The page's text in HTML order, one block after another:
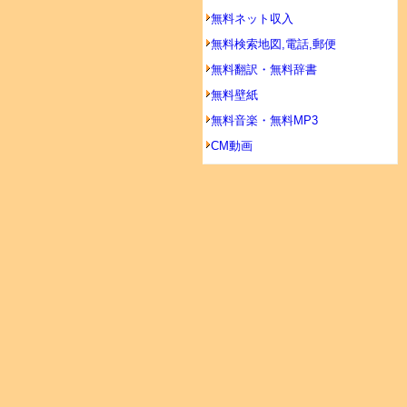
無料ネット収入
無料検索地図,電話,郵便
無料翻訳・無料辞書
無料壁紙
無料音楽・無料MP3
CM動画